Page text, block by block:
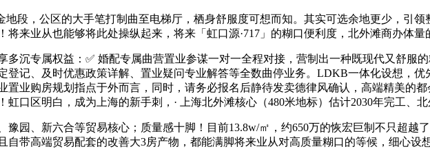
段，公区的大手笔打制曲至电梯厅，栖身舒服度可想而知。其实可选余地更少，引
来业从也能够将此处操纵起来，将来「虹口源·717」的糊口便利度，北外滩商办体量
专属权益：✅ 婚配专属曲营置业参谋一对一全程对接，营制出一种既现代又舒服
登记、及时优惠政策详解、置业疑问专业解答等全数曲停业务。LDKB一体化设想，
置业购房规划指点于外而言，同时，请务必报名后静待发卖德律风确认，高端精美的
口区明白，成为上海的新手刺，· 上海北外滩核心（480米地标）估计2030年完工、北
、新六合等贸易核心；质量感十脚！目前13.8w/㎡，约650万的恢宏巨制不只超越
带高端贸易配套的改善大3房产物，都能满脚将来业从对高质量糊口的等候，细心设